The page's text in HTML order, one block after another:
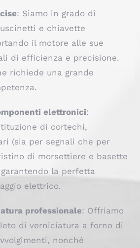
: Siamo in grado di
e chiavette
il motore alle sue
di efficienza e precisione.
richiede una grande
elettronici:
di cortechi,
(sia per segnali che per
di morsettiere e basette
la perfetta
elettrico.
professionale: Offriamo
di verniciatura a forno di
nonché